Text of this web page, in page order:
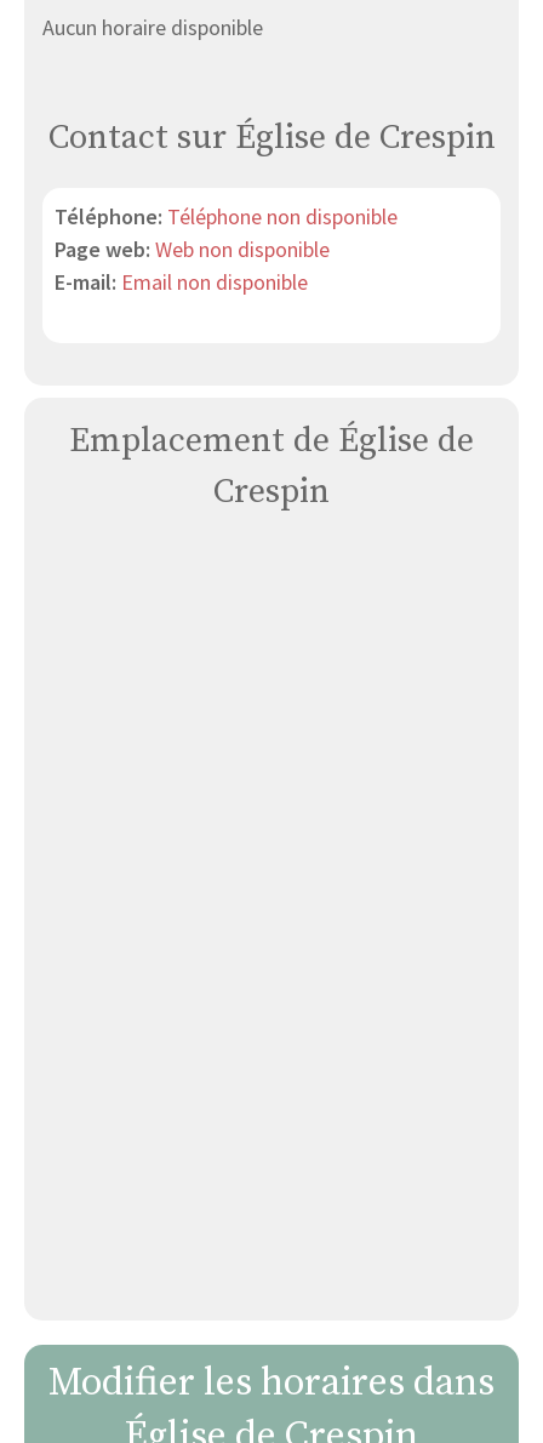
Aucun horaire disponible
Contact sur Église de Crespin
Téléphone: Téléphone non disponible
Page web: Web non disponible
E-mail: Email non disponible
Emplacement de Église de
Crespin
Modifier les horaires dans